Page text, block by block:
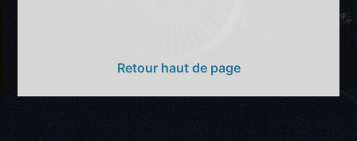
Retour haut de page